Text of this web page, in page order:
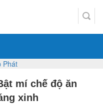
mí chế độ ăn
xinh